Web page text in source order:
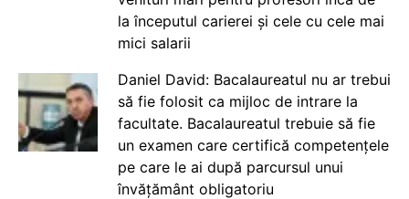
la începutul carierei și cele cu cele mai
mici salarii
Daniel David: Bacalaureatul nu ar trebui
să fie folosit ca mijloc de intrare la
facultate. Bacalaureatul trebuie să fie
un examen care certifică competențele
pe care le ai după parcursul unui
învățământ obligatoriu